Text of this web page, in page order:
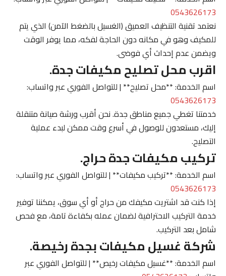
0543626173
نعتمد تقنية التنظيف العميق (الغسيل بالضغط الآمن) الذي يتم
للمكيف وهو في مكانه دون الحاجة لفكه، مما يوفر الوقت
ويضمن عدم إحداث أي فوضى.
اقرب محل تصليح مكيفات جدة.
اسم الخدمة: **محل تصليح** | للتواصل الفوري عبر واتساب:
0543626173
خدمتنا تغطي جميع مناطق جدة. نحن أقرب ورشة صيانة متنقلة
إليك، مستعدون للوصول في أسرع وقت ممكن لبدء عملية
التصليح.
تركيب مكيفات جدة حراج.
اسم الخدمة: **تركيب مكيفات** | للتواصل الفوري عبر واتساب:
0543626173
إذا كنت قد اشتريت مكيفك من حراج أو أي سوق، يمكننا توفير
خدمة التركيب الاحترافية لضمان عمله بكفاءة تامة، مع فحص
شامل بعد التركيب.
شركة غسيل مكيفات بجدة رخيصة.
اسم الخدمة: **غسيل مكيفات رخيص** | للتواصل الفوري عبر